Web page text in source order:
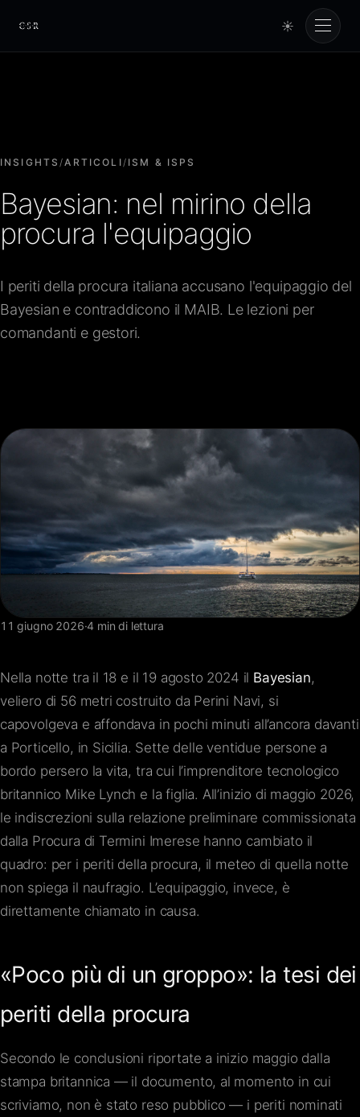
Cursorio
☀
Cursorio Manager
Strumenti
Chi siamo
Contatti
INSIGHTS/ARTICOLI/ ISM & ISPS
Bayesian: nel mirino della
procura l'equipaggio
I periti della procura italiana accusano l'equipaggio del
Bayesian e contraddicono il MAIB. Le lezioni per
comandanti e gestori.
11 giugno 2026·4 min di lettura
Nella notte tra il 18 e il 19 agosto 2024 il Bayesian,
veliero di 56 metri costruito da Perini Navi, si
capovolgeva e affondava in pochi minuti all’ancora davanti
a Porticello, in Sicilia. Sette delle ventidue persone a
bordo persero la vita, tra cui l’imprenditore tecnologico
britannico Mike Lynch e la figlia. All’inizio di maggio 2026,
le indiscrezioni sulla relazione preliminare commissionata
dalla Procura di Termini Imerese hanno cambiato il
quadro: per i periti della procura, il meteo di quella notte
non spiega il naufragio. L’equipaggio, invece, è
direttamente chiamato in causa.
«Poco più di un groppo»: la tesi dei
periti della procura
Secondo le conclusioni riportate a inizio maggio dalla
stampa britannica — il documento, al momento in cui
scriviamo, non è stato reso pubblico — i periti nominati